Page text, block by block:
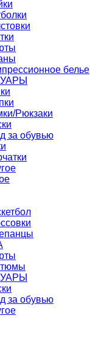
белье
Рюкзаки
за обувью
за обувью